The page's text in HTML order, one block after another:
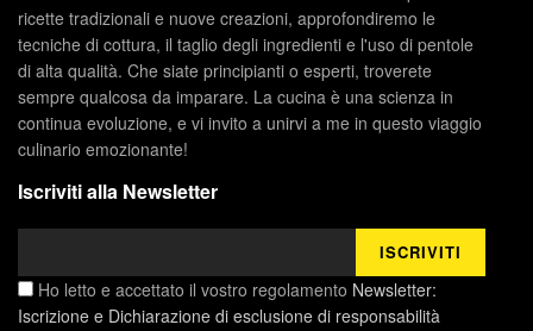
ricette tradizionali e nuove creazioni, approfondiremo le
tecniche di cottura, il taglio degli ingredienti e l'uso di pentole
di alta qualità. Che siate principianti o esperti, troverete
sempre qualcosa da imparare. La cucina è una scienza in
continua evoluzione, e vi invito a unirvi a me in questo viaggio
culinario emozionante!
Iscriviti alla Newsletter
Ho letto e accettato il vostro regolamento Newsletter:
Iscrizione e Dichiarazione di esclusione di responsabilità